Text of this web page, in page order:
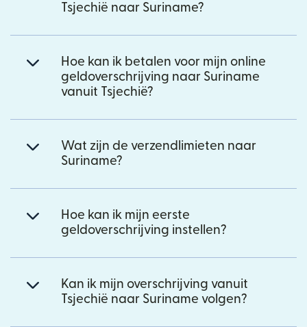
Tsjechië naar Suriname?
Hoe kan ik betalen voor mijn online
geldoverschrijving naar Suriname
vanuit Tsjechië?
Wat zijn de verzendlimieten naar
Suriname?
Hoe kan ik mijn eerste
geldoverschrijving instellen?
Kan ik mijn overschrijving vanuit
Tsjechië naar Suriname volgen?